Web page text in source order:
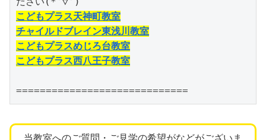
こどもプラス天神町教室
チャイルドブレイン東浅川教室
こどもプラスめじろ台教室
こどもプラス西八王子教室
=============================